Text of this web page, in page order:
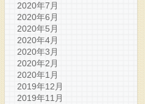
2020年7月
2020年6月
2020年5月
2020年4月
2020年3月
2020年2月
2020年1月
2019年12月
2019年11月